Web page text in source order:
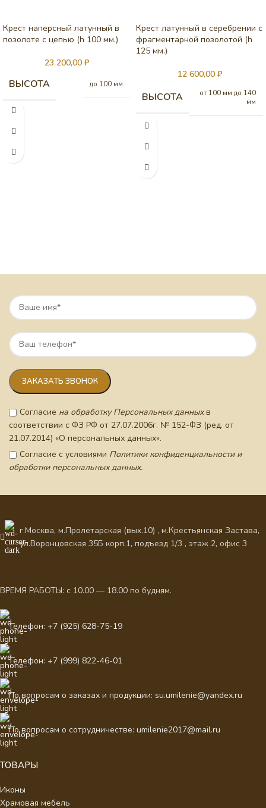
Крест наперсный латунный в
позолоте с цепью (h 100 мм.)
23 200,00 ₽
ВЫСОТА до 100 мм
Крест латунный в серебрении с
фрагментарной позолотой (h
125 мм.)
12 600,00 ₽
ВЫСОТА
от 100 мм до 140
мм
Согласие на обработку Персональных данныхв
соответствии с ФЗ РФ от 27.07.2006г. № 152-ФЗ (ред. от
21.07.2014) «О персональных данных».
Согласие с условиями Политики конфиденциальности и
обработки персональных данных.
г.Москва, м.Пролетарская (вых.10) , м.Крестьянская Застава,
ул.Воронцовская 35Б корп.1, подъезд 1/3 , этаж 2, офис 3
ВРЕМЯ РАБОТЫ: с 10.00 — 18.00 по будням.
Телефон: +7 (925) 628-75-19
Телефон: +7 (999) 822-46-01
По вопросам о заказах и продукции: su.umilenie@yandex.ru
По вопросам о сотрудничестве: umilenie2017@mail.ru
ТОВАРЫ
Иконы
Храмовая мебель